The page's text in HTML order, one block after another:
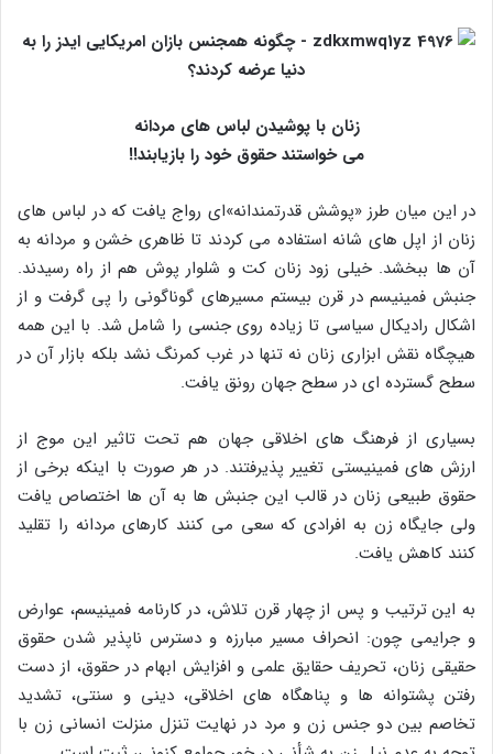
زنان با پوشیدن لباس‌ های مردانه
می‌ خواستند حقوق خود را بازیابند!!
در این میان طرز «پوشش قدرتمندانه»ای رواج یافت که در لباس‌ های
زنان از اپل‌ های شانه استفاده می‌ کردند تا ظاهری خشن و مردانه به
آن‌ ها ببخشد. خیلی زود زنان کت و شلوار پوش هم از راه رسیدند.
جنبش فمینیسم در قرن بیستم مسیرهای گوناگونی را پی گرفت و از
اشکال رادیکال سیاسی تا زیاده‌ روی جنسی را شامل شد. با این همه
هیچگاه نقش ابزاری زنان نه تنها در غرب کمرنگ نشد بلکه بازار آن در
سطح گسترده‌ ای در سطح جهان رونق یافت.
بسیاری از فرهنگ‌ های اخلاقی جهان هم تحت تاثیر این موج از
ارزش‌ های فمینیستی تغییر پذیرفتند. در هر صورت با اینکه برخی از
حقوق طبیعی زنان در قالب این جنبش‌ ها به آن‌ ها اختصاص یافت
ولی جایگاه زن به افرادی که سعی می‌ کنند کارهای مردانه را تقلید
کنند کاهش یافت.
به این ترتیب و پس از چهار قرن تلاش، در کارنامه فمینیسم، عوارض
و جرایمی چون: انحراف مسیر مبارزه و دسترس ناپذیر شدن حقوق
حقیقی زنان، تحریف حقایق علمی و افزایش ابهام در حقوق، از دست
رفتن پشتوانه‌ ها و پناهگاه‌ های اخلاقی، دینی و سنتی، تشدید
تخاصم بین دو جنس زن و مرد در نهایت تنزل منزلت انسانی زن با